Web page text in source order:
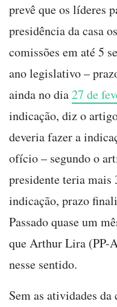
prevê que os líderes
presidência da casa
comissões em até 5
ano legislativo –
ainda no dia27 de
indicação, diz o
deveria fazer a
ofício – segundo o
presidente teria mais
indicação, prazo
Passado quase um
que Arthur Lira (PP-
nesse sentido.
Sem as atividades